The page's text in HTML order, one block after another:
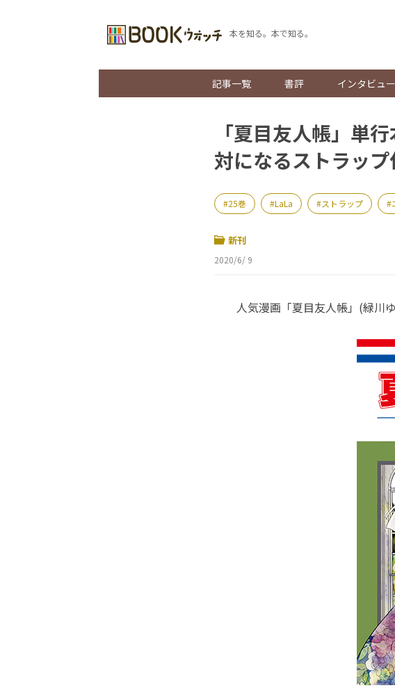
本を知る。本で知る。
記事一覧 書評 インタビュー
「夏目友人帳」単
対になるストラッ
25巻 LaLa ストラップ
新刊
2020/6/ 9
人気漫画「夏目友人帳」(緑川